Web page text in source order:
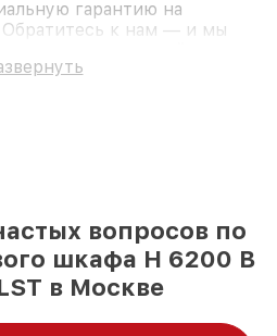
гарантию на
Обратитесь к нам — и мы
вопросов по
шкафа H 6200 B
в Москве